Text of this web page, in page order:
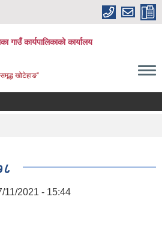
गाउँ कार्यपालिकाको कार्यालय
खोटेहाङ”
11/2021 - 15:44